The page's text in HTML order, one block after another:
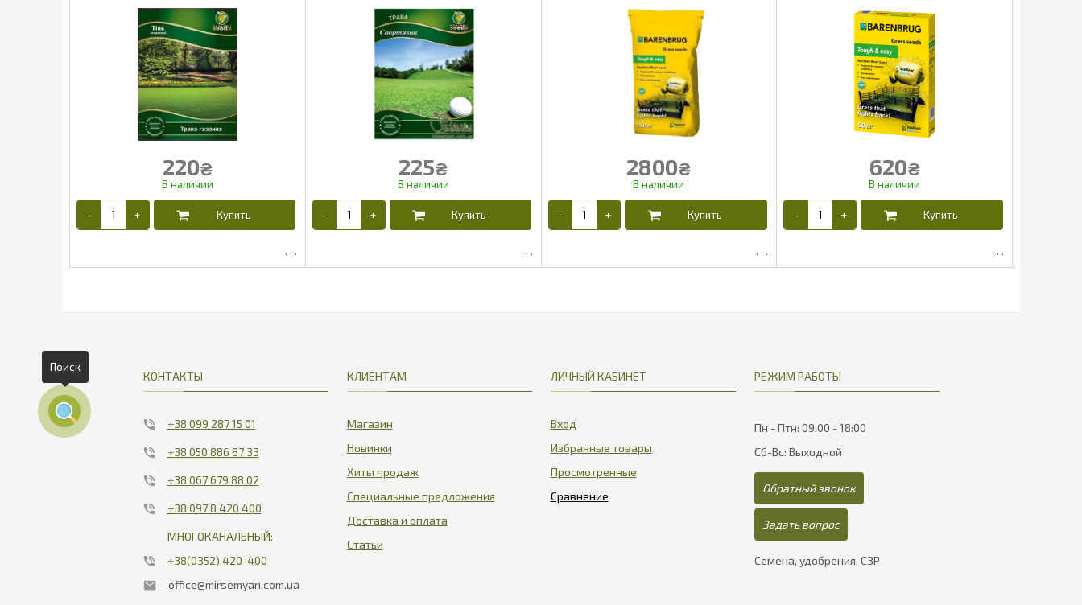
220₴ 225₴ 2800₴ 620₴
КОНТАКТЫ
+38 099 287 15 01
+38 050 886 87 33
+38 067 679 88 02
+38 097 8 420 400
МНОГОКАНАЛЬНЫЙ:
+38(0352) 420-400
office@mirsemyan.com.ua
КЛИЕНТАМ
Магазин
Новинки
Хиты продаж
Специальные предложения
Доставка и оплата
Статьи
ЛИЧНЫЙ КАБИНЕТ
Вход
Избранные товары
Просмотренные
РЕЖИМ РАБОТЫ
Пн - Птн: 09:00 - 18:00
Сб-Вс: Выходной
Обратный звонок
Задать вопрос
Семена, удобрения, СЗР
Поиск